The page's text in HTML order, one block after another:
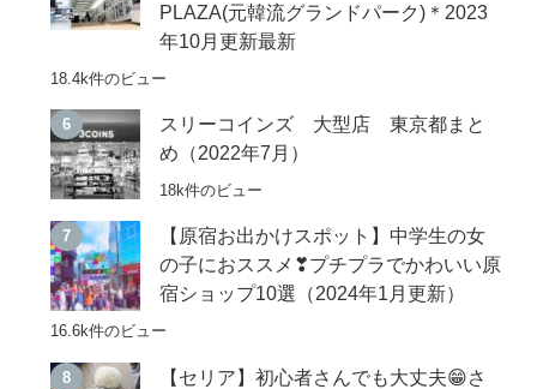
PLAZA(元韓流グランドパーク)＊2023
年10月更新最新
18.4k件のビュー
スリーコインズ 大型店 東京都まと
め（2022年7月）
18k件のビュー
【原宿お出かけスポット】中学生の女
の子におススメ❣プチプラでかわいい原
宿ショップ10選（2024年1月更新）
16.6k件のビュー
【セリア】初心者さんでも大丈夫😁さ